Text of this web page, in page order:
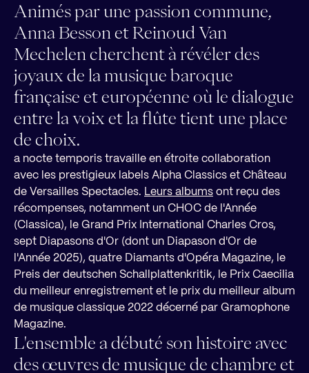
Animés par une passion commune,
Anna Besson et Reinoud Van
Mechelen cherchent à révéler des
joyaux de la musique baroque
française et européenne où le dialogue
entre la voix et la flûte tient une place
de choix.
a nocte temporis travaille en étroite collaboration
avec les prestigieux labels Alpha Classics et Château
de Versailles Spectacles. Leurs albumsont reçu des
récompenses, notamment un CHOC de l'Année
(Classica), le Grand Prix International Charles Cros,
sept Diapasons d'Or (dont un Diapason d'Or de
l'Année 2025), quatre Diamants d'Opéra Magazine, le
Preis der deutschen Schallplattenkritik, le Prix Caecilia
du meilleur enregistrement et le prix du meilleur album
de musique classique 2022 décerné par Gramophone
Magazine.
L'ensemble a débuté son histoire avec
des œuvres de musique de chambre et